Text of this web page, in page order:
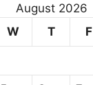
August 2026
W T F